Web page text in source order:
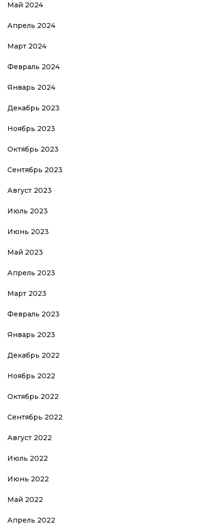
Май 2024
Апрель 2024
Март 2024
Февраль 2024
Январь 2024
Декабрь 2023
Ноябрь 2023
Октябрь 2023
Сентябрь 2023
Август 2023
Июль 2023
Июнь 2023
Май 2023
Апрель 2023
Март 2023
Февраль 2023
Январь 2023
Декабрь 2022
Ноябрь 2022
Октябрь 2022
Сентябрь 2022
Август 2022
Июль 2022
Июнь 2022
Май 2022
Апрель 2022